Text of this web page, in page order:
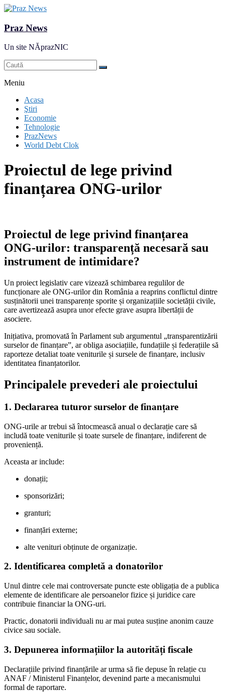
Praz News
Un site NĂprazNIC
Meniu
Acasa
Ştiri
Economie
Tehnologie
PrazNews
World Debt Clok
Proiectul de lege privind
finanțarea ONG-urilor
Proiectul de lege privind finanțarea
ONG-urilor: transparență necesară sau
instrument de intimidare?
Un proiect legislativ care vizează schimbarea regulilor de
funcționare ale ONG-urilor din România a reaprins conflictul dintre
susținătorii unei transparențe sporite și organizațiile societății civile,
care avertizează asupra unor efecte grave asupra libertății de
asociere.
Inițiativa, promovată în Parlament sub argumentul „transparentizării
surselor de finanțare”, ar obliga asociațiile, fundațiile și federațiile să
raporteze detaliat toate veniturile și sursele de finanțare, inclusiv
identitatea finanțatorilor.
Principalele prevederi ale proiectului
1. Declararea tuturor surselor de finanțare
ONG-urile ar trebui să întocmească anual o declarație care să
includă toate veniturile și toate sursele de finanțare, indiferent de
proveniență.
Aceasta ar include:
donații;
sponsorizări;
granturi;
finanțări externe;
alte venituri obținute de organizație.
2. Identificarea completă a donatorilor
Unul dintre cele mai controversate puncte este obligația de a publica
elemente de identificare ale persoanelor fizice și juridice care
contribuie financiar la ONG-uri.
Practic, donatorii individuali nu ar mai putea susține anonim cauze
civice sau sociale.
3. Depunerea informațiilor la autorități fiscale
Declarațiile privind finanțările ar urma să fie depuse în relație cu
ANAF / Ministerul Finanțelor, devenind parte a mecanismului
formal de raportare.